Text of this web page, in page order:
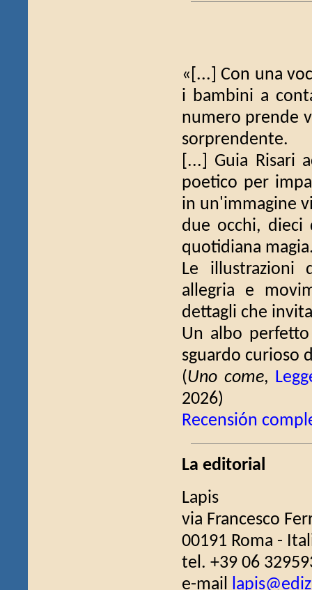
«[...] Con una
i bambini a
numero prende
sorprendente.
[...] Guia Risari
poetico per
in un'immagine
due occhi,
quotidiana
Le illustrazioni
allegria e
dettagli che
Un albo
sguardo curioso
(Uno come,
2026)
Recensión
La editorial
Lapis
via Francesco
00191 Roma -
tel. +39 06
e-mail